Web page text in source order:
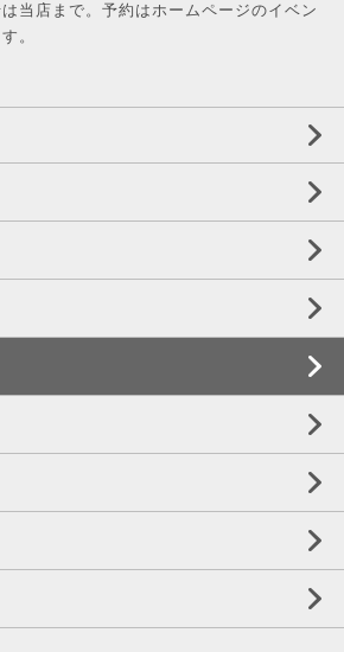
当店まで。予約はホームページのイベン
。